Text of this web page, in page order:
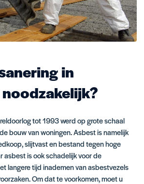
in
tot 1993 werd op grote schaal
bouw van woningen. Asbest is namelijk
slijtvast en bestand tegen hoge
asbest is ook schadelijk voor de
langere tijd inademen van asbestvezels
Om dat te voorkomen, moet u